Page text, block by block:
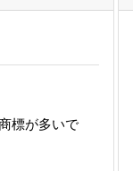
標が多いで